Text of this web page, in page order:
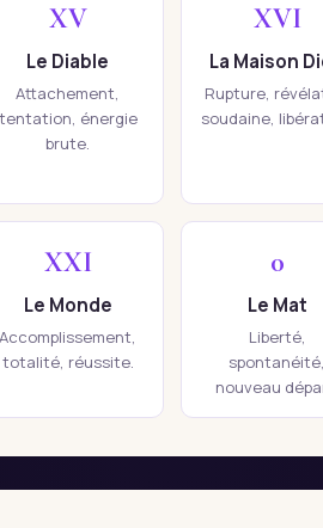
XV
Le Diable
Attachement,
tentation, énergie
brute.
XVI
La Maison
Rupture,
soudaine,
XXI
Le Monde
Accomplissement,
totalité, réussite.
0
Le Mat
Liberté,
spontanéité,
nouveau